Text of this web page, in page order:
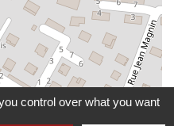
control over what you want